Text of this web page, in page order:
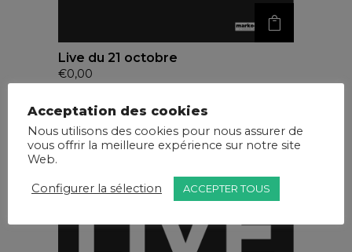
Live du 21 octobre
€0,00
Acceptation des cookies
Nous utilisons des cookies pour nous assurer de
vous offrir la meilleure expérience sur notre site
Web.
Configurer la sélection ACCEPTER TOUS